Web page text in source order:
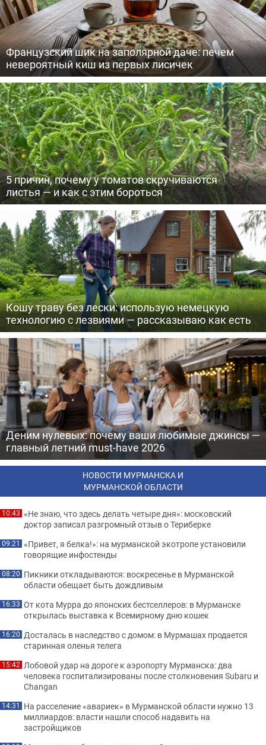
Французский шик на заполярной даче: печем
невероятный киш из первых лисичек
5 причин, почему у томатов скручиваются
листья — и как с этим бороться
Кошу траву без лески: использую немецкую
технологию с лезвиями — рассказываю как есть
Деним нулевых: почему ваши любимые джинсы —
главный летний must-have 2026
НОВОСТИ МУРМАНСКА И
МУРМАНСКОЙ ОБЛАСТИ
10:43 «Не знаю, что здесь делать четыре дня»: московский
доктор записал разгромный отзыв о Териберке
09:21 «Привет, я белка!»: на мурманской экотропе установили
говорящие инфостенды
08:20 Пикники откладываются: воскресенье в Мурманской
области обещает быть дождливым
16:33 От кота Мурра до японских бестселлеров: в Мурманске
открылась выставка к Всемирному дню кошек
16:20 Досталась в наследство с домом: в Мурмашах продается
старинная оленья телега
15:42 Лобовой удар на дороге к аэропорту Мурманска: два
человека госпитализированы после столкновения Subaru и
Changan
14:31 На расселение «авариек» в Мурманской области нужно 13
миллиардов: власти нашли способ надавить на
застройщиков